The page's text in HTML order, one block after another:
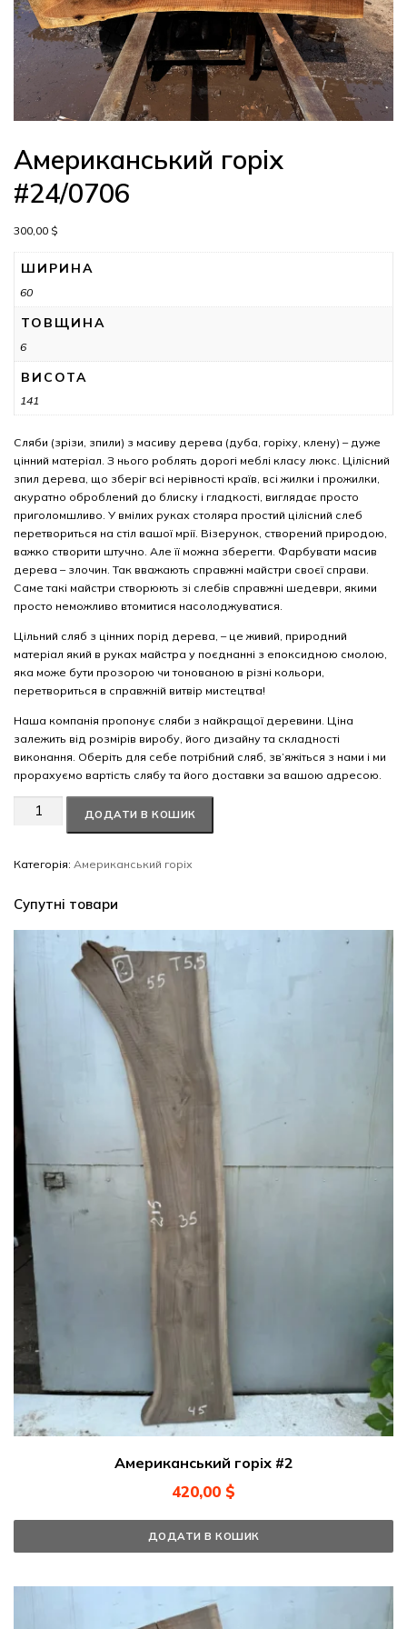
Американський горіх
#24/0706
300,00 $
ШИРИНА
60
ТОВЩИНА
6
ВИСОТА
141
Сляби (зрізи, зпили) з масиву дерева (дуба, горіху, клену) – дуже
цінний матеріал. З нього роблять дорогі меблі класу люкс. Цілісний
зпил дерева, що зберіг всі нерівності країв, всі жилки і прожилки,
акуратно оброблений до блиску і гладкості, виглядає просто
приголомшливо. У вмілих руках столяра простий цілісний слеб
перетвориться на стіл вашої мрії. Візерунок, створений природою,
важко створити штучно. Але її можна зберегти. Фарбувати масив
дерева – злочин. Так вважають справжні майстри своєї справи.
Саме такі майстри створюють зі слебів справжні шедеври, якими
просто неможливо втомитися насолоджуватися.
Цільний сляб з цінних порід дерева, – це живий, природний
матеріал який в руках майстра у поєднанні з епоксидною смолою,
яка може бути прозорою чи тонованою в різні кольори,
перетвориться в справжній витвір мистецтва!
Наша компанія пропонує сляби з найкращої деревини. Ціна
залежить від розмірів виробу, його дизайну та складності
виконання. Оберіть для себе потрібний сляб, зв’яжіться з нами і ми
прорахуємо вартість слябу та його доставки за вашою адресою.
Американський
кількість
ДОДАТИ В КОШИК
Категорія: Американський горіх
Супутні товари
Американський горіх #2
420,00 $
ДОДАТИ В КОШИК